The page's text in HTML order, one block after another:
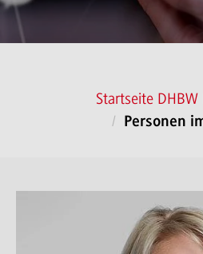
Startseite
Personen